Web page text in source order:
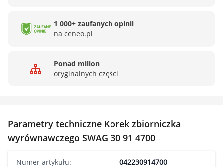
1 000+ zaufanych opinii
na ceneo.pl
Ponad milion
oryginalnych części
Parametry techniczne Korek zbiorniczka
wyrównawczego SWAG 30 91 4700
Numer artykułu: 042230914700